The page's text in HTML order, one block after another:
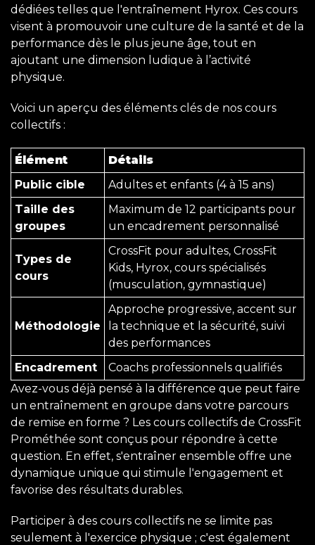
dédiées telles que l'entraînement Hyrox. Ces cours
visent à promouvoir une culture de la santé et de la
performance dès le plus jeune âge, tout en
ajoutant une dimension ludique à l’activité
physique.
Voici un aperçu des éléments clés de nos cours
collectifs :
Élément
Détails
Public cible
Adultes et enfants (4 à 15 ans)
Taille des
groupes
Maximum de 12 participants pour
un encadrement personnalisé
Types de
cours
CrossFit pour adultes, CrossFit
Kids, Hyrox, cours spécialisés
(musculation, gymnastique)
Méthodologie
Approche progressive, accent sur
la technique et la sécurité, suivi
des performances
Encadrement
Coachs professionnels qualifiés
Avez-vous déjà pensé à la différence que peut faire
un entraînement en groupe dans votre parcours
de remise en forme ? Les cours collectifs de CrossFit
Prométhée sont conçus pour répondre à cette
question. En effet, s'entraîner ensemble offre une
dynamique unique qui stimule l'engagement et
favorise des résultats durables.
Participer à des cours collectifs ne se limite pas
seulement à l'exercice physique ; c'est également